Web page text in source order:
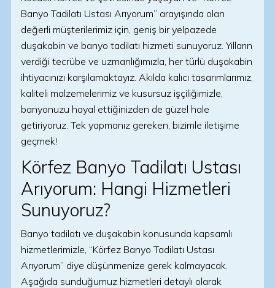
Banyo Tadilatı Ustası Arıyorum” arayışında olan
değerli müşterilerimiz için, geniş bir yelpazede
duşakabin ve banyo tadilatı hizmeti sunuyoruz. Yılların
verdiği tecrübe ve uzmanlığımızla, her türlü duşakabin
ihtiyacınızı karşılamaktayız. Akılda kalıcı tasarımlarımız,
kaliteli malzemelerimiz ve kusursuz işçiliğimizle,
banyonuzu hayal ettiğinizden de güzel hale
getiriyoruz. Tek yapmanız gereken, bizimle iletişime
geçmek!
Körfez Banyo Tadilatı Ustası
Arıyorum: Hangi Hizmetleri
Sunuyoruz?
Banyo tadilatı ve duşakabin konusunda kapsamlı
hizmetlerimizle, “Körfez Banyo Tadilatı Ustası
Arıyorum” diye düşünmenize gerek kalmayacak.
Aşağıda sunduğumuz hizmetleri detaylı olarak